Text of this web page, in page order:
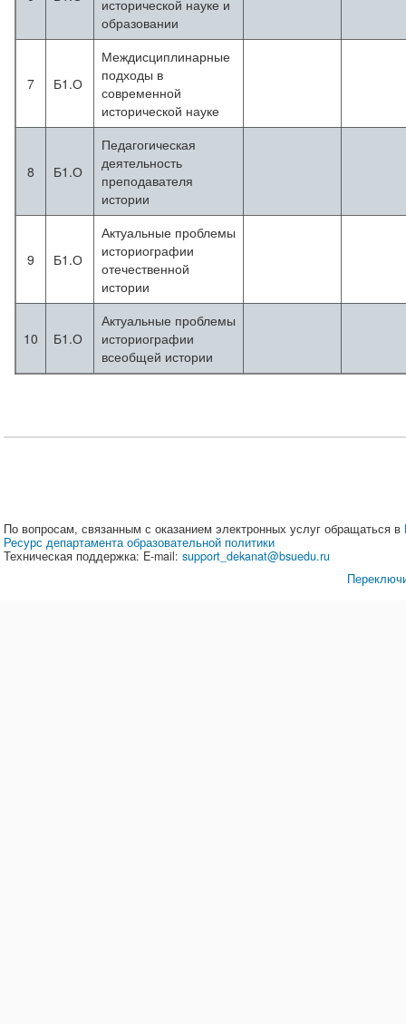
исторической науке и
образовании
7 Б1.О
Междисциплинарные
подходы в
современной
исторической науке
8 Б1.О
Педагогическая
деятельность
преподавателя
истории
9 Б1.О
Актуальные проблемы
историографии
отечественной
истории
10 Б1.О
Актуальные проблемы
историографии
всеобщей истории
По вопросам, связанным с оказанием электронных услуг обращаться в
Ресурс департамента образовательной политики
Техническая поддержка: E-mail: support_dekanat@bsuedu.ru